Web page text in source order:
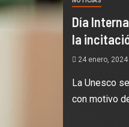
Día
la
24 enero, 2024
La Unesco
con motivo